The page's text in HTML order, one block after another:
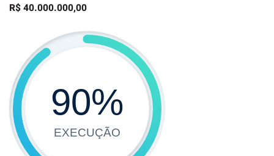
R$ 40.000.000,00
90%
EXECUÇÃO